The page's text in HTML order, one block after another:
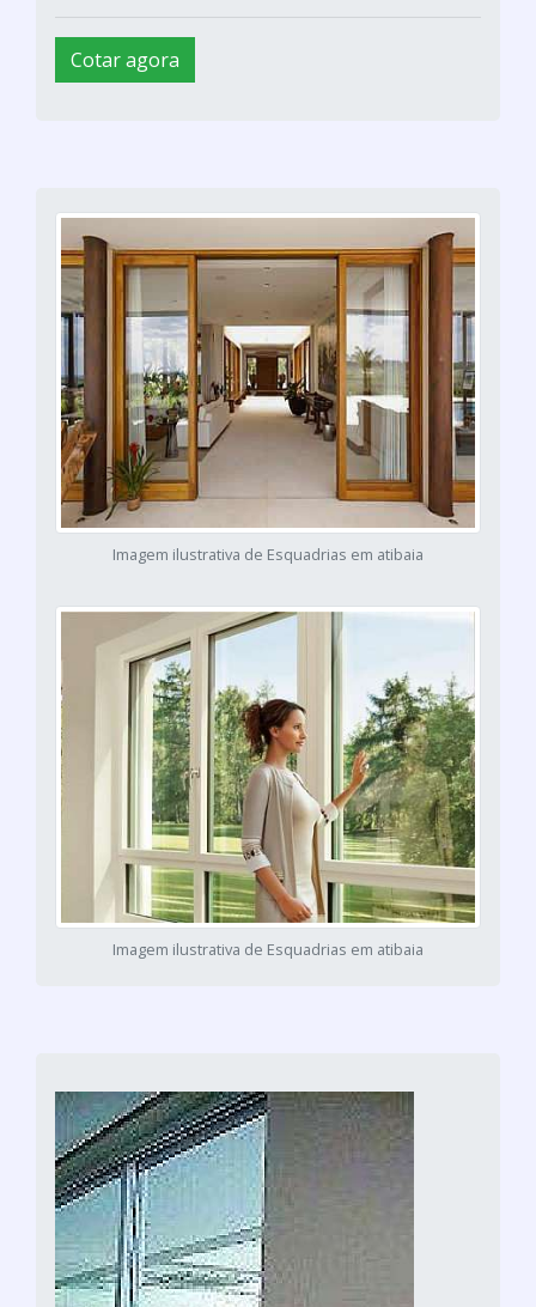
Cotar agora
Imagem ilustrativa de Esquadrias em atibaia
Imagem ilustrativa de Esquadrias em atibaia